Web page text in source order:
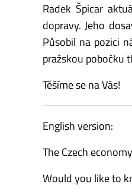
Radek Špicar
dopravy. Jeho
Působil na pozici
pražskou pobočku
Těšíme se na Vás!
English version:
The Czech
Would you like to